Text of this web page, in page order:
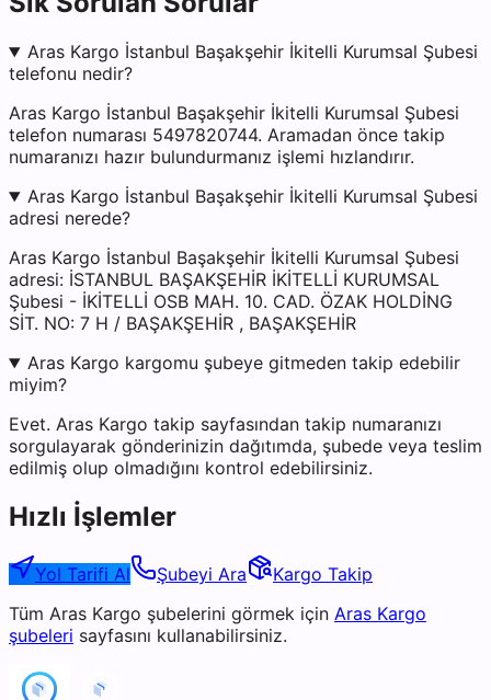
Aras Kargo İstanbul Başakşehir İkitelli Kurumsal Şubesi
telefonu nedir?
Aras Kargo İstanbul Başakşehir İkitelli Kurumsal Şubesi
telefon numarası 5497820744. Aramadan önce takip
numaranızı hazır bulundurmanız işlemi hızlandırır.
Aras Kargo İstanbul Başakşehir İkitelli Kurumsal Şubesi
adresi nerede?
Aras Kargo İstanbul Başakşehir İkitelli Kurumsal Şubesi
adresi: İSTANBUL BAŞAKŞEHİR İKİTELLİ KURUMSAL
Şubesi - İKİTELLİ OSB MAH. 10. CAD. ÖZAK HOLDİNG
SİT. NO: 7 H / BAŞAKŞEHİR , BAŞAKŞEHİR
Aras Kargo kargomu şubeye gitmeden takip edebilir
miyim?
Evet. Aras Kargo takip sayfasından takip numaranızı
sorgulayarak gönderinizin dağıtımda, şubede veya teslim
edilmiş olup olmadığını kontrol edebilirsiniz.
Hızlı İşlemler
Yol Tarifi Al Şubeyi Ara
Kargo Takip
Tüm Aras Kargo şubelerini görmek için Aras Kargo
şubeleri sayfasını kullanabilirsiniz.